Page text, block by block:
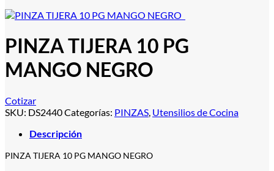
PINZA TIJERA 10 PG
MANGO NEGRO
Cotizar
SKU: DS2440Categorías: PINZAS, Utensilios de Cocina
Descripción
PINZA TIJERA 10 PG MANGO NEGRO